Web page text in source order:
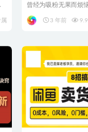
曾经为吸粉无果而烦
3 年前